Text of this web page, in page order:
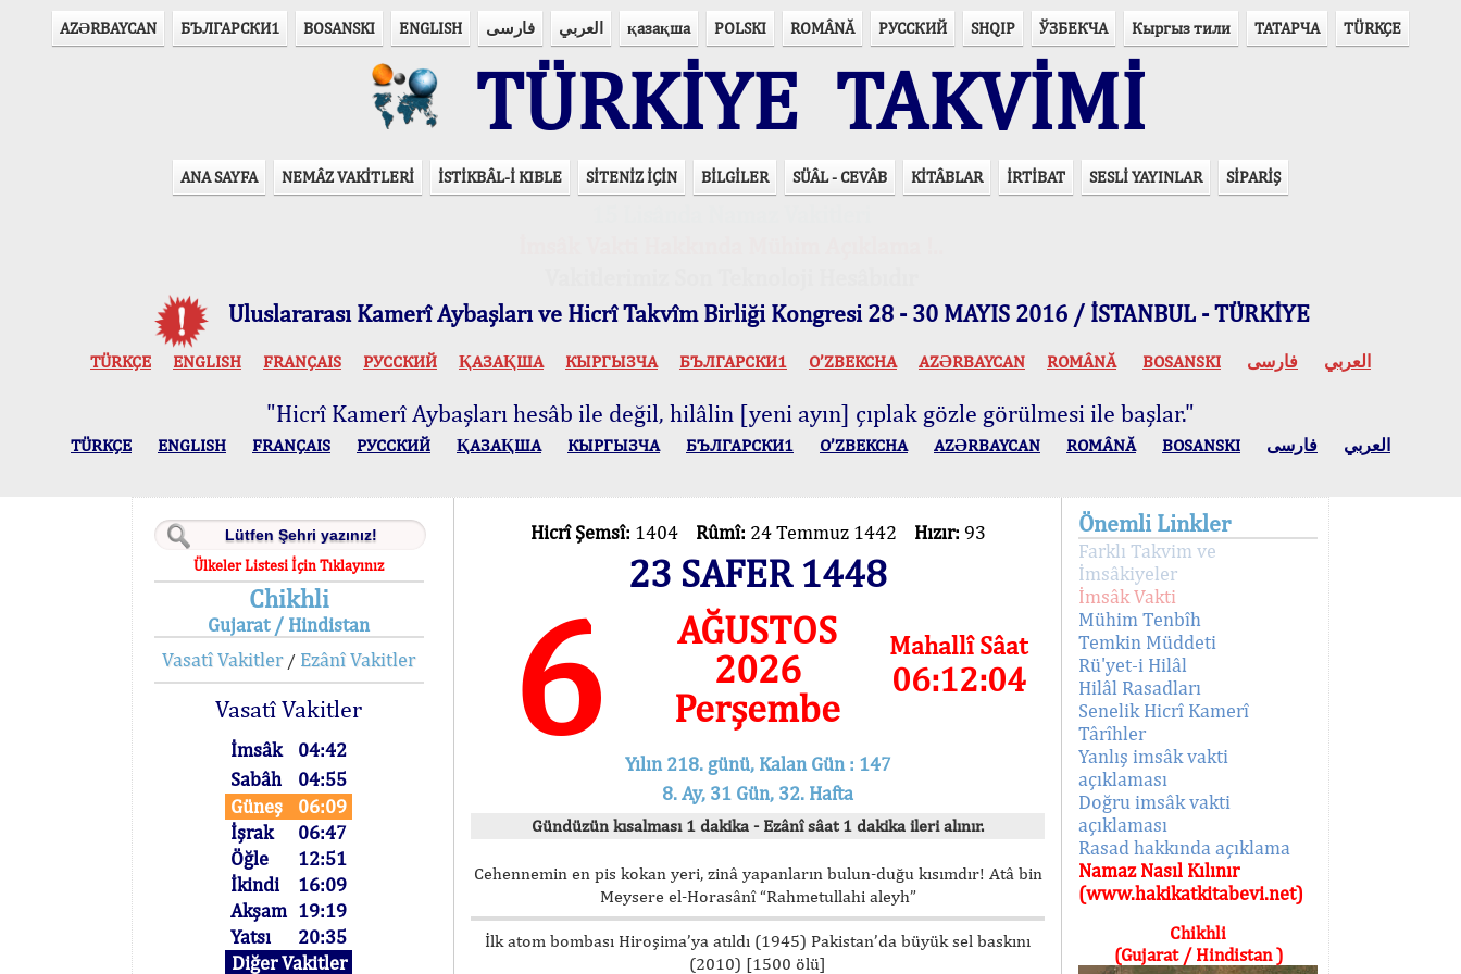
AZӘRBAYCAN БЪЛГАРСКИ1 BOSANSKI ENGLISH فارسی العربي қазақша POLSKI ROMÂNĂ РУССКИЙ SHQIP ЎЗБЕКЧА Кыргыз тили ТАТАРЧА TÜRKÇE
TÜRKİYE TAKVİMİ
ANA SAYFA NEMÂZ VAKİTLERİ İSTİKBÂL-İ KIBLE SİTENİZ İÇİN BİLGİLER SÜÂL - CEVÂB KİTÂBLAR İRTİBAT SESLİ YAYINLAR SİPARİŞ
Uluslararası Kamerî Aybaşları ve Hicrî Takvîm Birliği Kongresi 28 - 30 MAYIS 2016 / İSTANBUL - TÜRKİYE
TÜRKÇE ENGLISH FRANÇAIS РУССКИЙ ҚАЗАҚША КЫPГЫЗЧA БЪЛГАРСКИ1 O’ZBEKCHA AZӘRBAYCAN ROMÂNĂ BOSANSKI العربي فارسی
"Hicrî Kamerî Aybaşları hesâb ile değil, hilâlin [yeni ayın] çıplak gözle görülmesi ile başlar."
TÜRKÇE ENGLISH FRANÇAIS РУССКИЙ ҚАЗАҚША КЫPГЫЗЧA БЪЛГАРСКИ1 O’ZBEKCHA AZӘRBAYCAN ROMÂNĂ BOSANSKI العربي فارسی
Ülkeler Listesi İçin Tıklayınız
Chikhli
Gujarat / Hindistan
Vasatî Vakitler/ Ezânî Vakitler
Vasatî Vakitler
İmsâk
04:42
Sabâh
04:55
Güneş
06:09
İşrak
06:47
Öğle
12:51
İkindi
16:09
Akşam 19:19
Yatsı
20:35
Diğer Vakitler
Hicrî Şemsî: 1404 Rûmî: 24 Temmuz 1442 Hızır: 93
23 SAFER 1448
6
AĞUSTOS
2026
Perşembe
Mahallî Sâat
06:12:04
Yılın 218. günü, Kalan Gün : 147
8. Ay, 31 Gün, 32. Hafta
Gündüzün kısalması 1 dakika - Ezânî sâat 1 dakika ileri alınır.
Cehennemin en pis kokan yeri, zinâ yapanların bulun-duğu kısımdır! Atâ bin
Meysere el-Horasânî “Rahmetullahi aleyh”
İlk atom bombası Hiroşima’ya atıldı (1945) Pakistan’da büyük sel baskını
(2010) [1500 ölü]
Önemli Linkler
Farklı Takvim ve
İmsâkiyeler
İmsâk Vakti
Mühim Tenbîh
Temkin Müddeti
Rü'yet-i Hilâl
Hilâl Rasadları
Senelik Hicrî Kamerî
Târîhler
Yanlış imsâk vakti
açıklaması
Doğru imsâk vakti
açıklaması
Rasad hakkında açıklama
Namaz Nasıl Kılınır
(www.hakikatkitabevi.net)
Chikhli
(Gujarat / Hindistan )